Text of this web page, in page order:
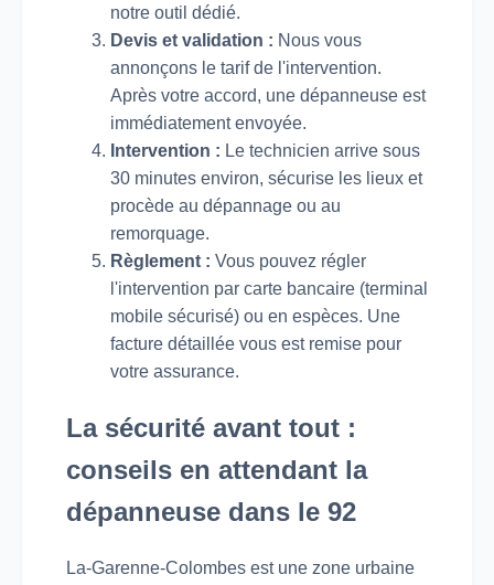
notre outil dédié.
Devis et validation : Nous vous
annonçons le tarif de l'intervention.
Après votre accord, une dépanneuse est
immédiatement envoyée.
Intervention : Le technicien arrive sous
30 minutes environ, sécurise les lieux et
procède au dépannage ou au
remorquage.
Règlement : Vous pouvez régler
l'intervention par carte bancaire (terminal
mobile sécurisé) ou en espèces. Une
facture détaillée vous est remise pour
votre assurance.
La sécurité avant tout :
conseils en attendant la
dépanneuse dans le 92
La-Garenne-Colombes est une zone urbaine